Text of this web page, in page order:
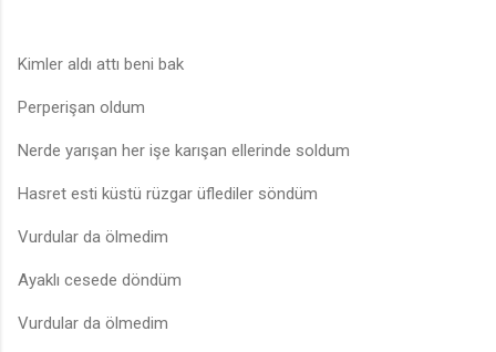
Kimler aldı attı beni bak
Perperişan oldum
Nerde yarışan her işe karışan ellerinde soldum
Hasret esti küstü rüzgar üflediler söndüm
Vurdular da ölmedim
Ayaklı cesede döndüm
Vurdular da ölmedim